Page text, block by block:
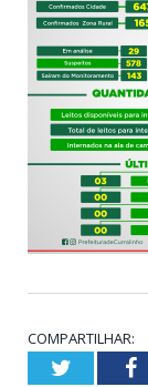
COMPARTILHAR:
Twitter